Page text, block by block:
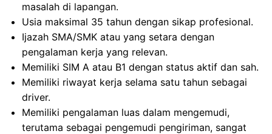
masalah di lapangan.
Usia maksimal 35 tahun dengan sikap profesional.
Ijazah SMA/SMK atau yang setara dengan
pengalaman kerja yang relevan.
Memiliki SIM A atau B1 dengan status aktif dan sah.
Memiliki riwayat kerja selama satu tahun sebagai
driver.
Memiliki pengalaman luas dalam mengemudi,
terutama sebagai pengemudi pengiriman, sangat